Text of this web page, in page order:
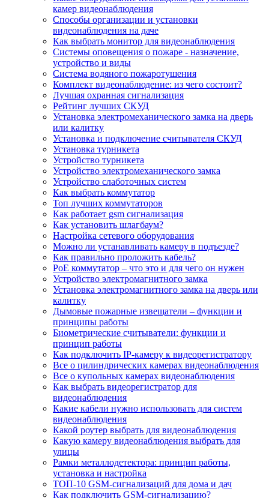
камер видеонаблюдения
Способы организации и установки
видеонаблюдения на даче
Как выбрать монитор для видеонаблюдения
Системы оповещения о пожаре - назначение,
устройство и виды
Система водяного пожаротушения
Комплект видеонаблюдение: из чего состоит?
Лучшая охранная сигнализация
Рейтинг лучших СКУД
Установка электромеханического замка на дверь
или калитку
Установка и подключение считывателя СКУД
Установка турникета
Устройство турникета
Устройство электромеханического замка
Устройство слаботочных систем
Как выбрать коммутатор
Топ лучших коммутаторов
Как работает gsm сигнализация
Как установить шлагбаум?
Настройка сетевого оборудования
Можно ли устанавливать камеру в подъезде?
Как правильно проложить кабель?
PoE коммутатор – что это и для чего он нужен
Устройство электромагнитного замка
Установка электромагнитного замка на дверь или
калитку
Дымовые пожарные извещатели – функции и
принципы работы
Биометрические считыватели: функции и
принцип работы
Как подключить IP-камеру к видеорегистратору
Все о цилиндрических камерах видеонаблюдения
Все о купольных камерах видеонаблюдения
Как выбрать видеорегистратор для
видеонаблюдения
Какие кабели нужно использовать для систем
видеонаблюдения
Какой роутер выбрать для видеонаблюдения
Какую камеру видеонаблюдения выбрать для
улицы
Рамки металлодетектора: принцип работы,
установка и настройка
ТОП-10 GSM-сигнализаций для дома и дач
Как подключить GSM-сигнализацию?